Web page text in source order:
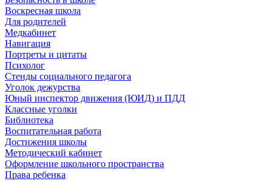
Воскресная школа
Для родителей
Медкабинет
Навигация
Портреты и цитаты
Психолог
Стенды социального педагога
Уголок дежурства
Юный инспектор движения (ЮИД) и ПДД
Классные уголки
Библиотека
Воспитательная работа
Достижения школы
Методический кабинет
Оформление школьного пространства
Права ребенка